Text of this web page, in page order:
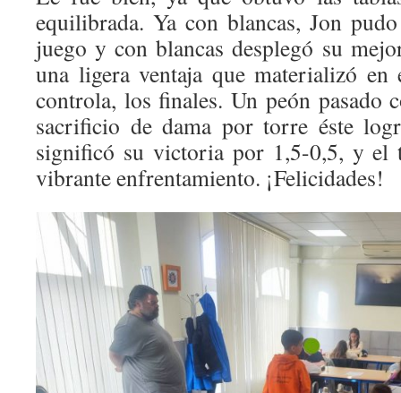
equilibrada. Ya con blancas, Jon
juego y con blancas desplegó su
una ligera ventaja que materializó
controla, los finales. Un peón pasado
sacrificio de dama por torre éste
significó su victoria por 1,5-0,5, y el
vibrante enfrentamiento. ¡Felicidades!